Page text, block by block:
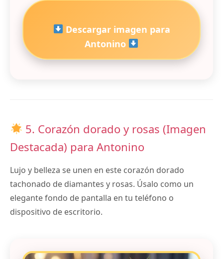
Descargar imagen para
Antonino
5. Corazón dorado y rosas (Imagen
Destacada) para Antonino
Lujo y belleza se unen en este corazón dorado
tachonado de diamantes y rosas. Úsalo como un
elegante fondo de pantalla en tu teléfono o
dispositivo de escritorio.